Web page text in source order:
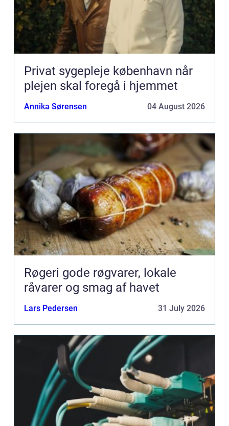
Privat sygepleje københavn når
plejen skal foregå i hjemmet
Annika Sørensen 04 August 2026
Røgeri gode røgvarer, lokale
råvarer og smag af havet
Lars Pedersen 31 July 2026